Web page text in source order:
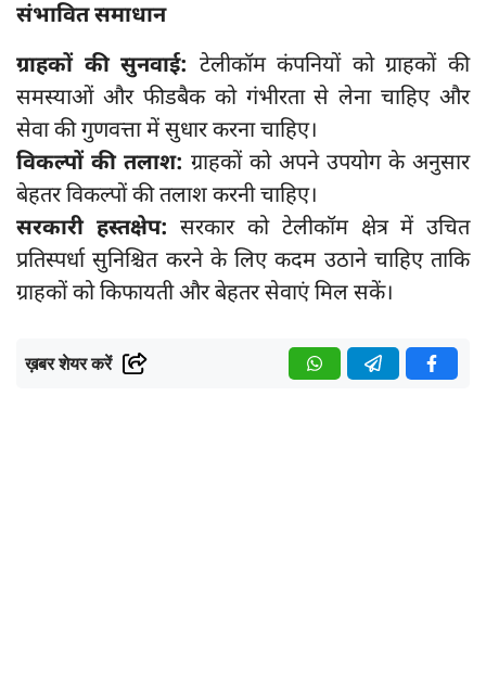
संभावित समाधान
ग्राहकों की सुनवाई: टेलीकॉम कंपनियों को ग्राहकों की
समस्याओं और फीडबैक को गंभीरता से लेना चाहिए और
सेवा की गुणवत्ता में सुधार करना चाहिए।
विकल्पों की तलाश: ग्राहकों को अपने उपयोग के अनुसार
बेहतर विकल्पों की तलाश करनी चाहिए।
सरकारी हस्तक्षेप:सरकार को टेलीकॉम क्षेत्र में उचित
प्रतिस्पर्धा सुनिश्चित करने के लिए कदम उठाने चाहिए ताकि
ग्राहकों को किफायती और बेहतर सेवाएं मिल सकें।
ख़बर शेयर करें